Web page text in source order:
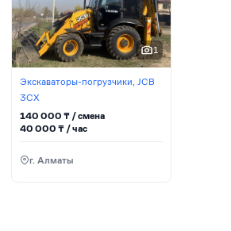
1
Экскаваторы-погрузчики, JCB
3CX
140 000 ₸ / сменa
40 000 ₸ / час
г. Алматы